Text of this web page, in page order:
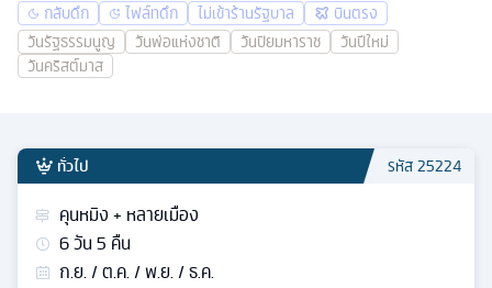
กลับดึก ไฟล์ทดึก ไม่เข้าร้านรัฐบาล
บินตรง
วันรัฐธรรมนูญ
วันพ่อแห่งชาติ วันปิยมหาราช
วันปีใหม่
วันคริสต์มาส
ทั่วไป รหัส25224
คุนหมิง + หลายเมือง
6วัน5 คืน
ก.ย. / ต.ค. / พ.ย. / ธ.ค.